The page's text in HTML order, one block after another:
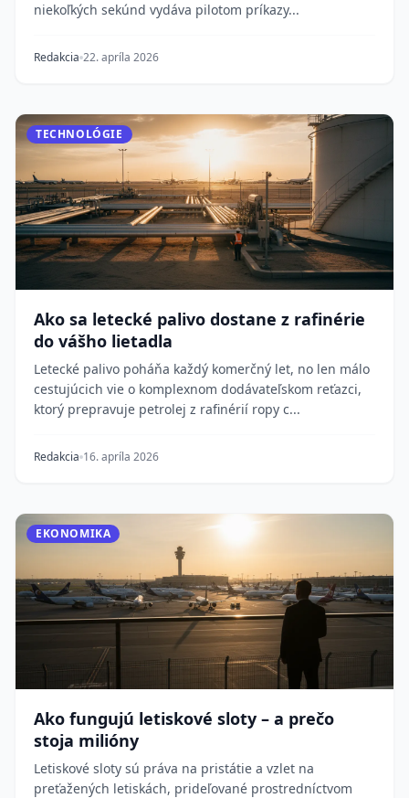
niekoľkých sekúnd vydáva pilotom príkazy...
Redakcia 22. apríla 2026
TECHNOLÓGIE
Ako sa letecké palivo dostane z rafinérie
do vášho lietadla
Letecké palivo poháňa každý komerčný let, no len málo
cestujúcich vie o komplexnom dodávateľskom reťazci,
ktorý prepravuje petrolej z rafinérií ropy c...
Redakcia 16. apríla 2026
EKONOMIKA
Ako fungujú letiskové sloty – a prečo
stoja milióny
Letiskové sloty sú práva na pristátie a vzlet na
preťažených letiskách, prideľované prostredníctvom